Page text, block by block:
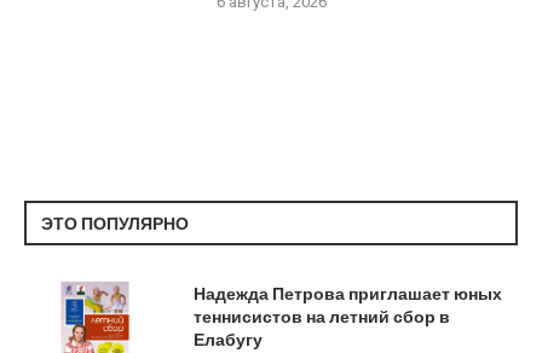
ЭТО ПОПУЛЯРНО
Надежда Петрова приглашает юных
теннисистов на летний сбор в
Елабугу